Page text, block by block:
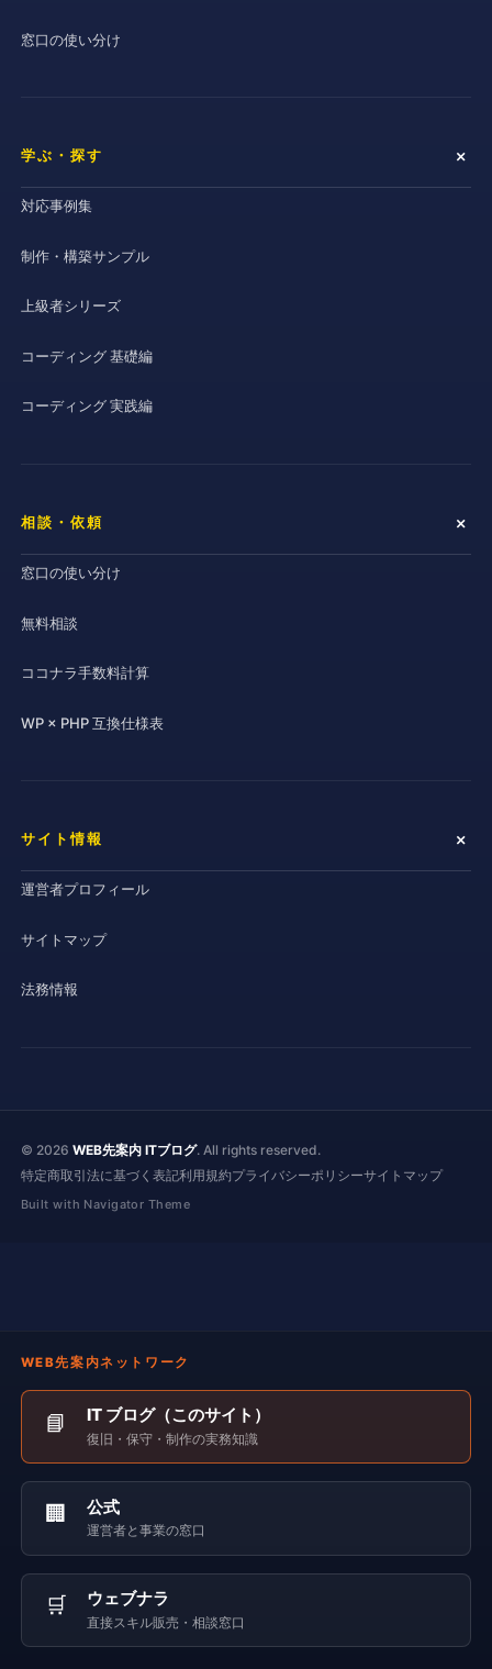
窓口の使い分け
学ぶ・探す
対応事例集
制作・構築サンプル
上級者シリーズ
コーディング 基礎編
コーディング 実践編
相談・依頼
窓口の使い分け
無料相談
ココナラ手数料計算
WP × PHP 互換仕様表
サイト情報
運営者プロフィール
サイトマップ
法務情報
© 2026 WEB先案内 ITブログ. All rights reserved.
特定商取引法に基づく表記利用規約プライバシーポリシーサイトマップ
Built with Navigator Theme
WEB先案内ネットワーク
📘 IT ブログ（このサイト）
復旧・保守・制作の実務知識
🏢 公式
運営者と事業の窓口
🛒 ウェブナラ
直接スキル販売・相談窓口